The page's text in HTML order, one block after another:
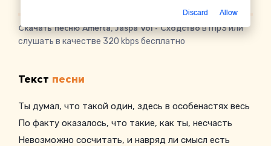
Скачать песню Amerta, Jaspa Vol - Сходствов mp3 или
слушать в качестве 320 kbps бесплатно
Текст песни
Ты думал, что такой один, здесь в особенастях весь
По факту оказалось, что такие, как ты, несчасть
Невозможно сосчитать, и навряд ли смысл есть
Discard Allow